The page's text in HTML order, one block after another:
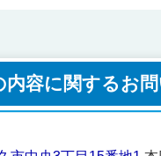
内容に関するお